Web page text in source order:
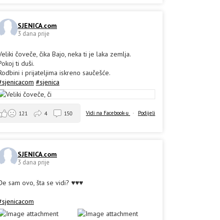
SJENICA.com
3 dana prije
čoveče, čika Bajo, neka ti je laka zemlja.
ti duši.
i prijateljima iskreno saučešće.
#sjenica
Vidi na Facebook-u · Podijeli
121 4 150
SJENICA.com
3 dana prije
sam ovo, šta se vidi? ♥️♥️♥️